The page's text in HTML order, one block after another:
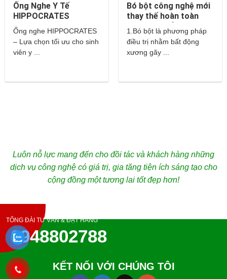
Ống Nghe Y Tế
HIPPOCRATES
Ống nghe HIPPOCRATES
– Lựa chọn tối ưu cho sinh
viên y ...
Bó bột công nghệ mới
thay thế hoàn toàn
thạch cao?
1.Bó bột là phương pháp
điều trị nhằm bất động
xương gãy ...
Luôn nỗ lực mang đến cho đồi tác và khách hàng những
dịch vụ công nghệ có giá trị, gia tăng tiện ích sáng tạo cho
cộng đồng một tương lai tốt đẹp hơn!
TỔNG ĐÀI TƯ VẤN & ĐẶT HÀNG
0948802788
KẾT NỐI VỚI CHÚNG TÔI